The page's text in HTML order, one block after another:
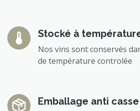
Stocké à
Nos vins sont conservés
de température controlée
Emballage anti casse